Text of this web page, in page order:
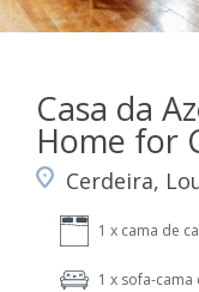
Casa da
Home for
Cerdeira,
1 x cama de
1 x sofa-cama